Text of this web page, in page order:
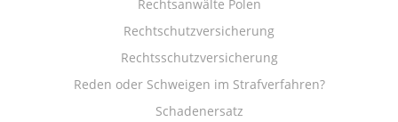
Rechtsanwälte Polen
Rechtschutzversicherung
Rechtsschutzversicherung
Reden oder Schweigen im Strafverfahren?
Schadenersatz